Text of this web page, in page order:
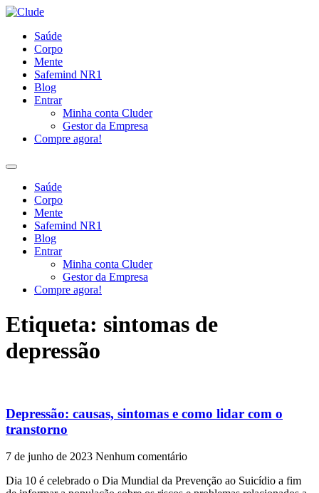
Ir
conteúdo
Saúde
Corpo
Mente
Safemind NR1
Blog
Entrar
Minha conta Cluder
Gestor da Empresa
Compre agora!
Saúde
Corpo
Mente
Safemind NR1
Blog
Entrar
Minha conta Cluder
Gestor da Empresa
Compre agora!
Etiqueta: sintomas de
depressão
Depressão: causas, sintomas e como lidar com o
transtorno
7 de junho de 2023 Nenhum comentário
Dia 10 é celebrado o Dia Mundial da Prevenção ao Suicídio a fim